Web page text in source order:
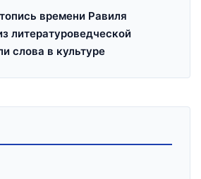
времени Равиля
литературоведческой
слова в культуре